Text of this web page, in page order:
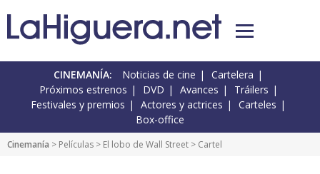
CINEMANÍA: Noticias de cine
Cartelera
Próximos estrenos
DVD Avances
Tráilers
Festivales y premios
Actores y actrices
Carteles
Box-office
Cinemanía > Películas > El lobo de Wall Street > Cartel